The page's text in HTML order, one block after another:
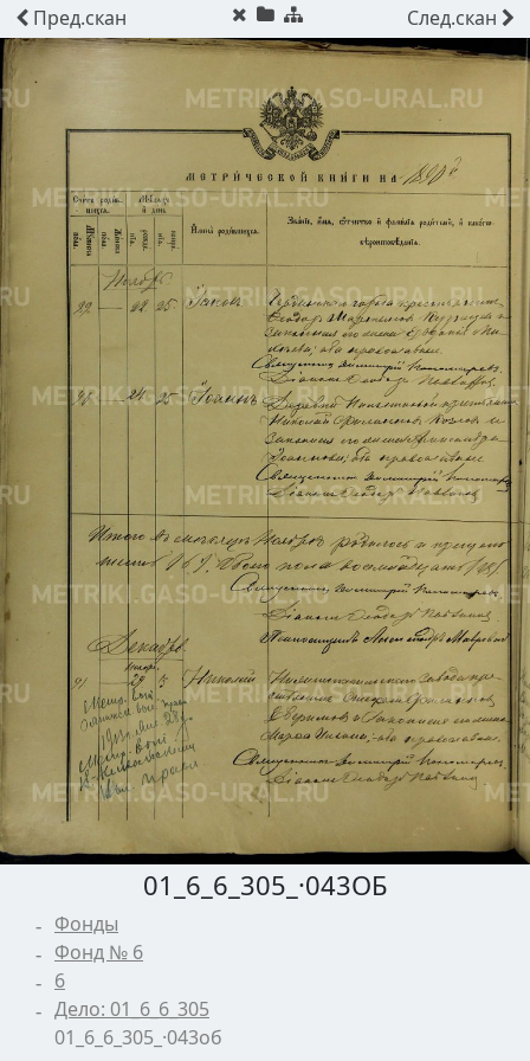
Пред.скан След.скан
01_6_6_305_·043ОБ
Фонды
Фонд № 6
6
Дело: 01_6_6_305
01_6_6_305_·043об